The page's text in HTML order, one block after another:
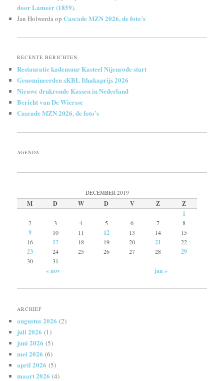
door Lameer (1859).
Jan HolwerdaopCascade MZN 2026, de foto’s
RECENTE BERICHTEN
Restauratie kademuur Kasteel Nijenrode start
Genomineerden sKBL Ithakaprijs 2026
Nieuwe drukronde Kassen in Nederland
Bericht van De Wiersse
Cascade MZN 2026, de foto’s
AGENDA
DECEMBER 2019
M D W D V Z
Z
1
2 3 4 5 6 7 8
9 10 11 12 13 14
15
16
17 18 19 20 21 22
23 24 25 26 27 28 29
30 31
« nov jan »
ARCHIEF
augustus 2026 (2)
juli 2026 (1)
juni 2026 (5)
mei 2026 (6)
april 2026 (5)
maart 2026 (4)